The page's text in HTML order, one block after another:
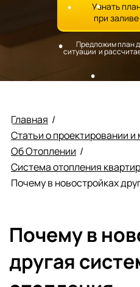
Узнать
при
Предложим план
ситуации и
Главная /
Статьи о проектировании
Об Отоплении /
Система отопления
Почему в новостройках
Почему в
другая